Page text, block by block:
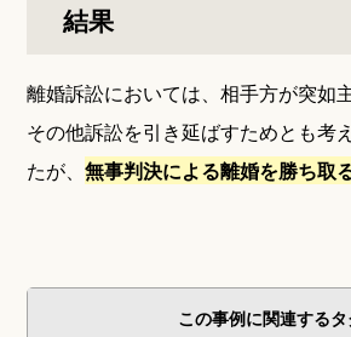
結果
離婚訴訟においては、相手方が突如
その他訴訟を引き延ばすためとも考
たが、無事判決による離婚を勝ち取
この事例に関連する